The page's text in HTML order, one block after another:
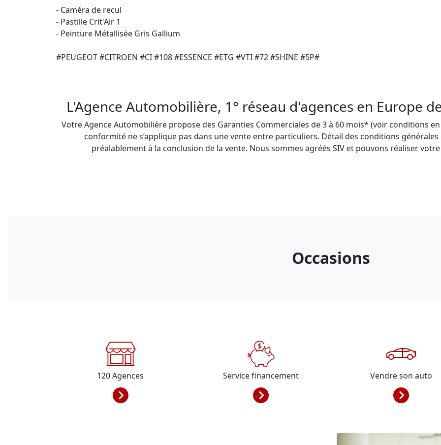
- Caméra de recul
- Pastille Crit'Air 1
- Peinture Métallisée Gris Gallium
#PEUGEOT #CITROEN #CI #108 #ESSENCE #ETG #VTI #72 #SHINE #5P#
L'Agence Automobilière, 1° réseau d'agences en Europe
Votre Agence Automobilière propose des Garanties Commerciales de 3 à 60 mois* (voir conditions
conformité ne s’applique pas dans une vente entre particuliers. Détail des conditions
préalablement à la conclusion de la vente. Nous sommes agréés SIV et pouvons réaliser
Occasions
120Agences Service financement Vendre son auto